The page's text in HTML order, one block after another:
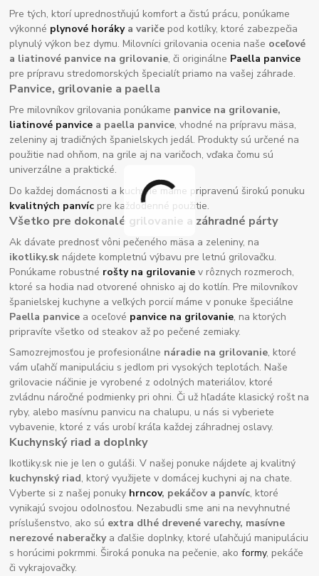
Pre tých, ktorí uprednostňujú komfort a čistú prácu, ponúkame
výkonné plynové horákya variče pod kotlíky, ktoré zabezpečia
plynulý výkon bez dymu. Milovníci grilovania ocenia naše oceľové
a liatinové panvice na grilovanie, či originálne Paella panvice
pre prípravu stredomorských špecialít priamo na vašej záhrade.
Panvice, grilovanie a paella
Pre milovníkov grilovania ponúkame panvice na grilovanie,
liatinové panvice a paella panvice, vhodné na prípravu mäsa,
zeleniny aj tradičných španielskych jedál. Produkty sú určené na
použitie nad ohňom, na grile aj na varičoch, vďaka čomu sú
univerzálne a praktické.
Do každej domácnosti a kuchyne máme pripravenú širokú ponuku
kvalitných panvíc pre každodenné použitie.
Všetko pre dokonalé grilovanie a záhradné párty
Ak dávate prednosť vôni pečeného mäsa a zeleniny, na
ikotliky.sk nájdete kompletnú výbavu pre letnú grilovačku.
Ponúkame robustné rošty na grilovanie v rôznych rozmeroch,
ktoré sa hodia nad otvorené ohnisko aj do kotlín. Pre milovníkov
španielskej kuchyne a veľkých porcií máme v ponuke špeciálne
Paella panvice a oceľové panvice na grilovanie, na ktorých
pripravíte všetko od steakov až po pečené zemiaky.
Samozrejmosťou je profesionálne náradie na grilovanie, ktoré
vám uľahčí manipuláciu s jedlom pri vysokých teplotách. Naše
grilovacie náčinie je vyrobené z odolných materiálov, ktoré
zvládnu náročné podmienky pri ohni. Či už hľadáte klasický rošt na
ryby, alebo masívnu panvicu na chalupu, u nás si vyberiete
vybavenie, ktoré z vás urobí kráľa každej záhradnej oslavy.
Kuchynský riad a doplnky
Ikotliky.sk nie je len o guláši. V našej ponuke nájdete aj kvalitný
kuchynský riad, ktorý využijete v domácej kuchyni aj na chate.
Vyberte si z našej ponuky hrncov, pekáčov a panvíc, ktoré
vynikajú svojou odolnosťou. Nezabudli sme ani na nevyhnutné
príslušenstvo, ako sú extra dlhé drevené varechy, masívne
nerezové naberačkya ďalšie doplnky, ktoré uľahčujú manipuláciu
s horúcimi pokrmmi. Široká ponuka na pečenie, akoformy, pekáče
či vykrajovačky.